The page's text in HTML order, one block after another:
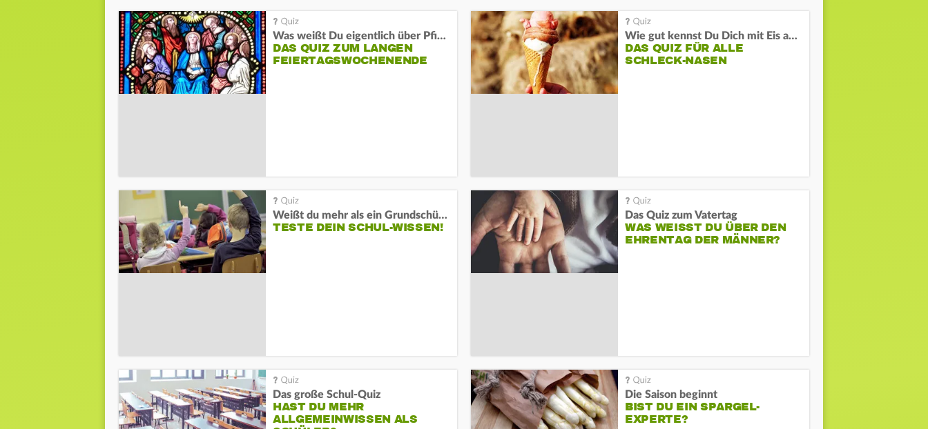
Was weißt Du eigentlich über Pfingsten?
DAS QUIZ ZUM LANGEN
FEIERTAGSWOCHENENDE
Wie gut kennst Du Dich mit Eis aus?
DAS QUIZ FÜR ALLE
SCHLECK-NASEN
Weißt du mehr als ein Grundschüler?
TESTE DEIN SCHUL-WISSEN!
Das Quiz zum Vatertag
WAS WEISST DU ÜBER DEN E
HRENTAG DER MÄNNER?
Das große Schul-Quiz
HAST DU MEHR
ALLGEMEINWISSEN ALS
Die Saison beginnt
BIST DU EIN SPARGEL-
EXPERTE?